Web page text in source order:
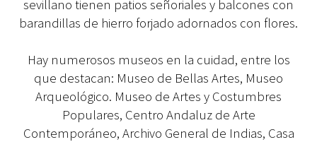
sevillano tienen patios señoriales y balcones con
barandillas de hierro forjado adornados con flores.
Hay numerosos museos en la cuidad, entre los
que destacan: Museo de Bellas Artes, Museo
Arqueológico. Museo de Artes y Costumbres
Populares, Centro Andaluz de Arte
Contemporáneo, Archivo General de Indias, Casa